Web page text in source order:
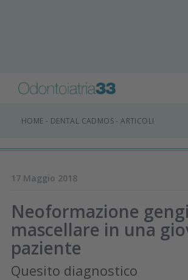
HOME - DENTAL CADMOS-ARTICOLI
17 Maggio 2018
Neoformazione
mascellare in una
paziente
Quesito diagnostico